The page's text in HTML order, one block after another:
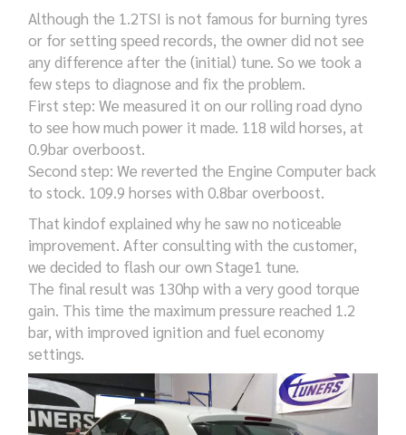
Although the 1.2TSI is not famous for burning tyres
or for setting speed records, the owner did not see
any difference after the (initial) tune. So we took a
few steps to diagnose and fix the problem.
First step: We measured it on our rolling road dyno
to see how much power it made. 118 wild horses, at
0.9bar overboost.
Second step: We reverted the Engine Computer back
to stock. 109.9 horses with 0.8bar overboost.
That kindof explained why he saw no noticeable
improvement. After consulting with the customer,
we decided to flash our own Stage1 tune.
The final result was 130hp with a very good torque
gain. This time the maximum pressure reached 1.2
bar, with improved ignition and fuel economy
settings.